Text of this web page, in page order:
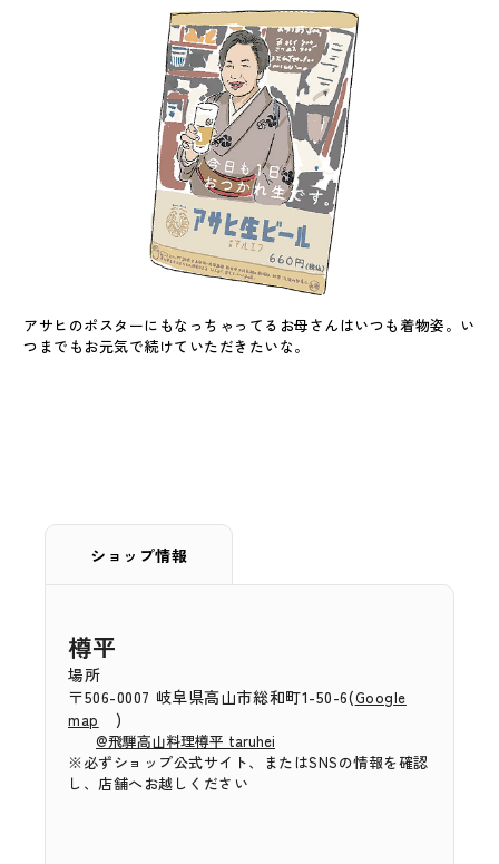
アサヒのポスターにもなっちゃってるお母さんはいつも着物姿。い
つまでもお元気で続けていただきたいな。
ショップ情報
樽平
場所
〒506-0007 岐阜県高山市総和町1-50-6(Google
map
)
@飛騨高山料理樽平 taruhei
※必ずショップ公式サイト、またはSNSの情報を確認
し、店舗へお越しください